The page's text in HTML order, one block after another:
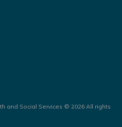
and Social Services © 2026 All rights